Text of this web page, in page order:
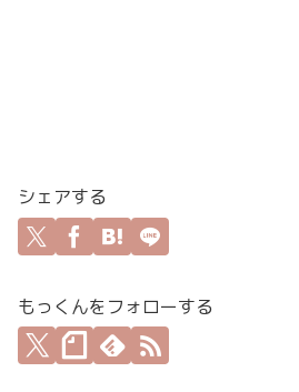
シェアする
もっくんをフォローする